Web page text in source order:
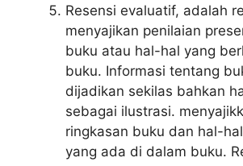
Resensi evaluatif, adalah
menyajikan penilaian
buku atau hal-hal yang
buku. Informasi tentang
dijadikan sekilas bahkan
sebagai ilustrasi.
ringkasan buku dan hal-
yang ada di dalam buku.